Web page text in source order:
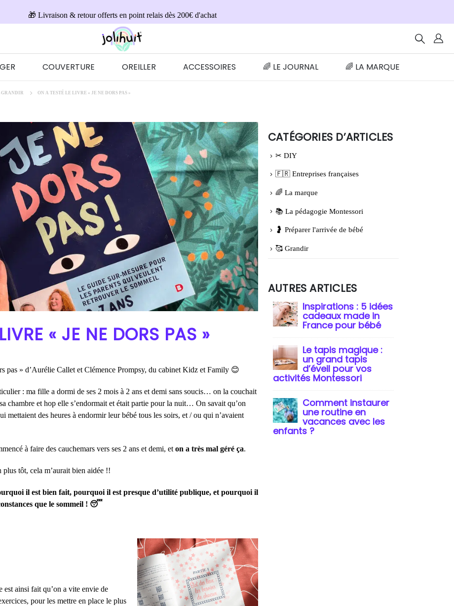
🎁 Livraison & retour offerts en point relais dès 200€ d'achat
COUVERTURE OREILLER ACCESSOIRES 🌈 LE JOURNAL 🌈 LA MARQUE
GRANDIR ON A TESTÉ LE LIVRE « JE NE DORS PAS »
« JE NE DORS PAS »
pas » d’Aurélie Callet et Clémence Prompsy, du cabinet Kidz et Family 😊
: ma fille a dormi de ses 2 mois à 2 ans et demi sans soucis… on la couchait
chambre et hop elle s’endormait et était partie pour la nuit… On savait qu’on
mettaient des heures à endormir leur bébé tous les soirs, et / ou qui n’avaient
à faire des cauchemars vers ses 2 ans et demi, et on a très mal géré ça.
tôt, cela m’aurait bien aidée !!
il est bien fait, pourquoi il est presque d’utilité publique, et pourquoi il
que le sommeil ! 😴
ainsi fait qu’on a vite envie de
pour les mettre en place le plus
CATÉGORIES D’ARTICLES
✂ DIY
🇫🇷 Entreprises françaises
🌈 La marque
📚 La pédagogie Montessori
🤰 Préparer l'arrivée de bébé
🥰 Grandir
AUTRES ARTICLES
Inspirations : 5 idées
cadeaux made in
France pour bébé
Le tapis magique :
un grand tapis
d’éveil pour vos
activités Montessori
Comment instaurer
une routine en
vacances avec les
enfants ?